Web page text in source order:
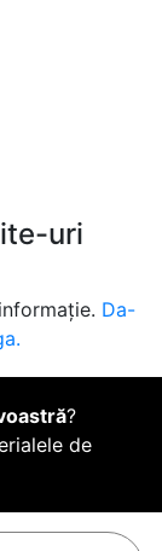
uri
Da-
?
de